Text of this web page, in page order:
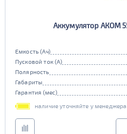
Аккумулятор АКОМ
Емкость (Ач)
Пусковой ток (А)
Полярность
Габариты
Гарантия (мес)
наличие уточняйте у менеджера